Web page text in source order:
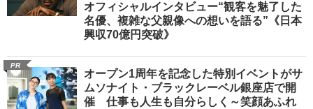
オフィシャルインタビュー“観客を魅了した
名優、複雑な父親像への想いを語る”《日本
興収70億円突破》
PR
オープン1周年を記念した特別イベントがサ
ムソナイト・ブラックレーベル銀座店で開
催 仕事も人生も自分らしく～笑顔あふれ